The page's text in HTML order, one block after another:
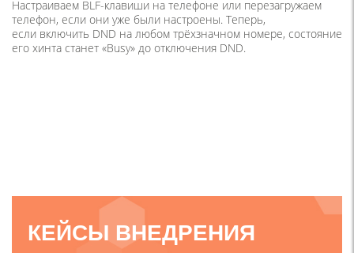
Настраиваем BLF-клавиши на телефоне или перезагружаем
телефон, если они уже были настроены. Теперь,
если включить DND на любом трёхзначном номере, состояние
его хинта станет «Busy» до отключения DND.
КЕЙСЫ ВНЕДРЕНИЯ